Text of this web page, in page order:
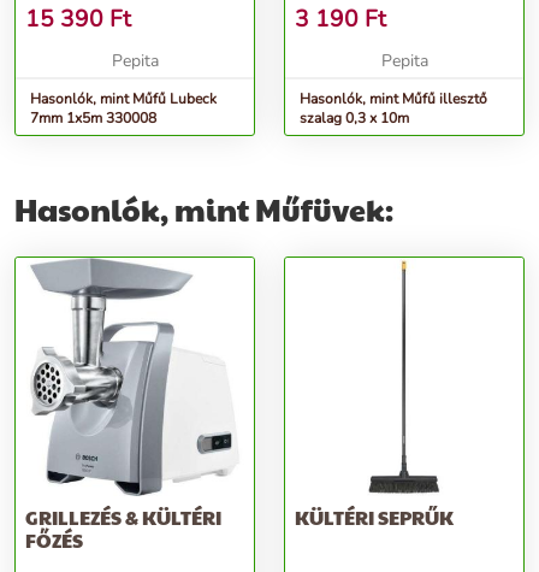
15 390 Ft
Pepita
Hasonlók, mint Műfű Lubeck
7mm 1x5m 330008
3 190 Ft
Pepita
Hasonlók, mint Műfű illesztő
szalag 0,3 x 10m
Hasonlók, mint Műfüvek:
GRILLEZÉS & KÜLTÉRI
FŐZÉS
KÜLTÉRI SEPRŰK